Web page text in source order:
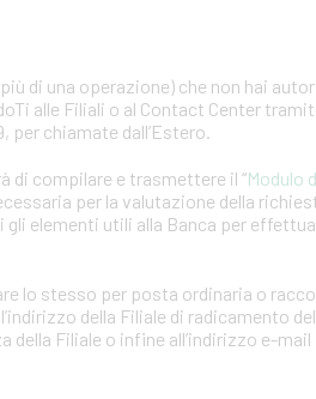
di una operazione) che non hai
alle Filiali o al Contact Center
per chiamate dall’Estero.
di compilare e trasmettere il “Modulo
per la valutazione della
elementi utili alla Banca per
lo stesso per posta ordinaria o
della Filiale di radicamento
Filiale o infine all’indirizzo e-